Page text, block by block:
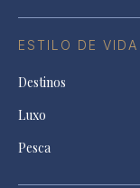
ESTILO DE VIDA
Destinos
Luxo
Pesca